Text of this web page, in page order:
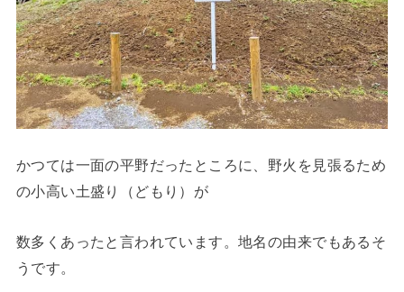
かつては一面の平野だったところに、野火を見張るため
の小高い土盛り（どもり）が
数多くあったと言われています。地名の由来でもあるそ
うです。